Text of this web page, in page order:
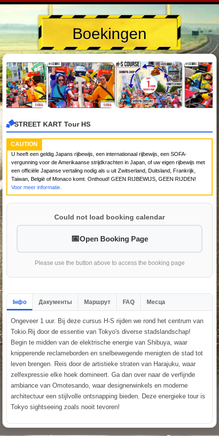
Boekingen
STREET KART Tour HS
CAUTION
U heeft een geldig Japans rijbewijs, een internationaal rijbewijs, een SOFA-
vergunning voor de Amerikaanse strijdkrachten in Japan, of uw eigen rijbewijs met
een officiële Japanse vertaling nodig als u uit Zwitserland, Duitsland, Frankrijk,
Taiwan, België of Monaco komt. Onthoud! GEEN RIJBEWIJS, GEEN RIJDEN!
Voor meer informatie.
Could not load booking calendar
Open Booking Page
Please use the button above to access the booking page
Інфо Дакументы Маршрут FAQ Месца
Ongeveer 1 uur. Bij deze cursus H-S rijden we rond het centrum van
Tokio.Rij door de essentie van Tokyo's diverse stadslandschap!
Begin te midden van de elektrische energie van Shibuya, waar
knipperende reclameborden en snelbewegende menigten de stad tot
leven brengen. Reis door de artistieke straten van Harajuku, waar
zelfexpressie elke hoek domineert. Ga dan over naar de verfijnde
ambiance van Omotesando, waar designerwinkels en moderne
architectuur een stijlvolle ontsnapping bieden. Deze energieke tour is
Tokyo sightseeing zoals nooit tevoren!